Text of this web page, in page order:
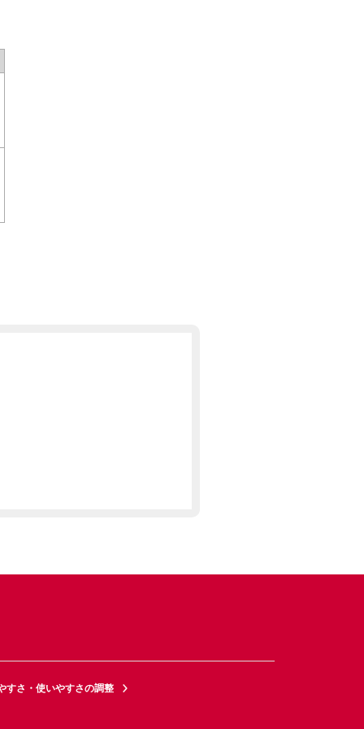
すさ・使いやすさの調整